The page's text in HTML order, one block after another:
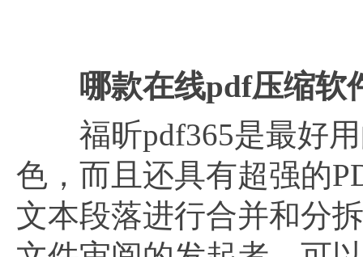
哪款在线pdf压缩软
福昕pdf365是最好用
色，而且还具有超强的
文本段落进行合并和分